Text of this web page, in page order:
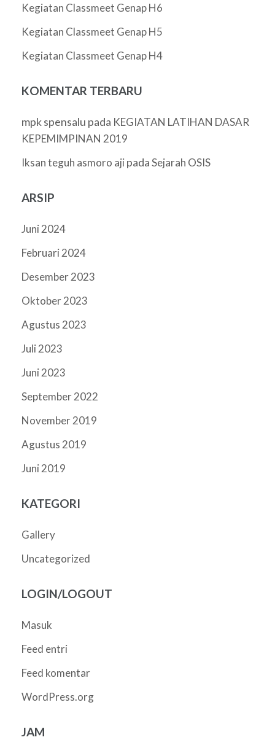
Kegiatan Classmeet Genap H6
Kegiatan Classmeet Genap H5
Kegiatan Classmeet Genap H4
KOMENTAR TERBARU
mpk spensalu pada KEGIATAN LATIHAN DASAR
KEPEMIMPINAN 2019
Iksan teguh asmoro aji padaSejarah OSIS
ARSIP
Juni 2024
Februari 2024
Desember 2023
Oktober 2023
Agustus 2023
Juli 2023
Juni 2023
September 2022
November 2019
Agustus 2019
Juni 2019
KATEGORI
Gallery
Uncategorized
LOGIN/LOGOUT
Masuk
Feed entri
Feed komentar
WordPress.org
JAM